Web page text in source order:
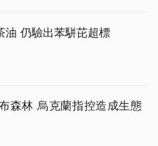
油 仍驗出苯駢芘超標
森林 烏克蘭指控造成生態